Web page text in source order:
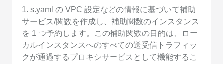
1. s.yaml の VPC 設定などの情報に基づいて補助
サービス/関数を作成し、補助関数のインスタンス
を 1 つ予約します。この補助関数の目的は、ロー
カルインスタンスへのすべての送受信トラフィッ
クが通過するプロキシサービスとして機能するこ